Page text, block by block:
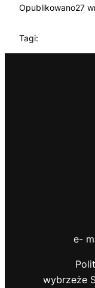
Opublikowano27
Tagi:
e-
wybrzeże